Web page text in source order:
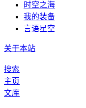
时空之海
我的装备
言语星空
关于本站
搜索
主页
文库